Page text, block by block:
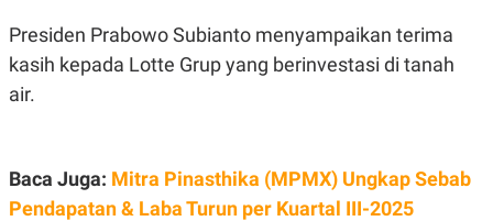
T
D
A
T
E
S
N
T
A
P
S
U
Presiden Prabowo Subianto menyampaikan terima
kasih kepada Lotte Grup yang berinvestasi di tanah
air.
Baca Juga: Mitra Pinasthika (MPMX) Ungkap Sebab
Pendapatan & Laba Turun per Kuartal III-2025